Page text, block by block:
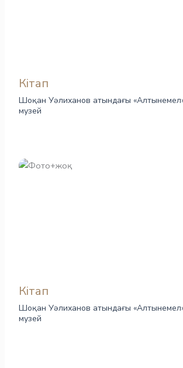
Кітап
Шоқан Уәлиханов атындағы
музей
Кітап
Шоқан Уәлиханов атындағы
музей